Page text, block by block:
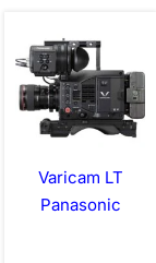
Varicam LT
Panasonic